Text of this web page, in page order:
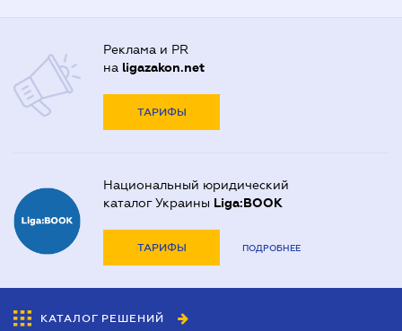
Реклама и PR
на ligazakon.net
ТАРИФЫ
Национальный юридический
каталог Украины Liga:BOOK
ТАРИФЫ ПОДРОБНЕЕ
КАТАЛОГ РЕШЕНИЙ